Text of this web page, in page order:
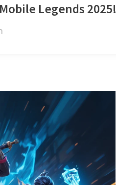
Legends 2025!